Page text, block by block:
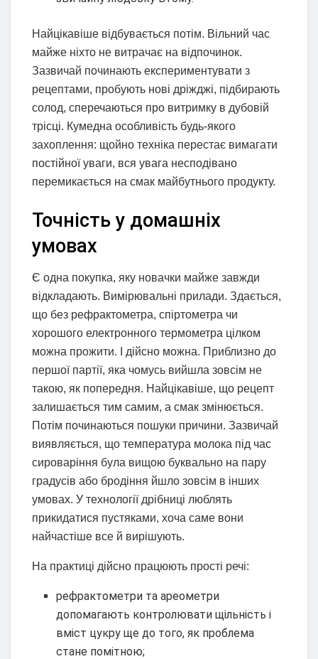
Найцікавіше відбувається потім. Вільний час
майже ніхто не витрачає на відпочинок.
Зазвичай починають експериментувати з
рецептами, пробують нові дріжджі, підбирають
солод, сперечаються про витримку в дубовій
трісці. Кумедна особливість будь-якого
захоплення: щойно техніка перестає вимагати
постійної уваги, вся увага несподівано
перемикається на смак майбутнього продукту.
Точність у домашніх
умовах
Є одна покупка, яку новачки майже завжди
відкладають. Вимірювальні прилади. Здається,
що без рефрактометра, спіртометра чи
хорошого електронного термометра цілком
можна прожити. І дійсно можна. Приблизно до
першої партії, яка чомусь вийшла зовсім не
такою, як попередня. Найцікавіше, що рецепт
залишається тим самим, а смак змінюється.
Потім починаються пошуки причини. Зазвичай
виявляється, що температура молока під час
сироваріння була вищою буквально на пару
градусів або бродіння йшло зовсім в інших
умовах. У технології дрібниці люблять
прикидатися пустяками, хоча саме вони
найчастіше все й вирішують.
На практиці дійсно працюють прості речі:
рефрактометри та ареометри
допомагають контролювати щільність і
вміст цукру ще до того, як проблема
стане помітною;